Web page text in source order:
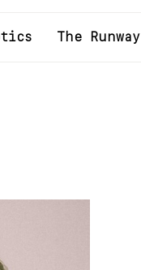
The Runway